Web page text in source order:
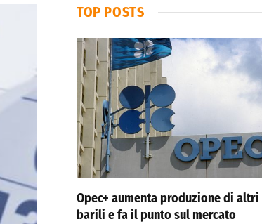
TOP POSTS
Opec+ aumenta produzione di
barili e fa il punto sul mercato